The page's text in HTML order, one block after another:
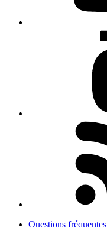
Questions fréquentes